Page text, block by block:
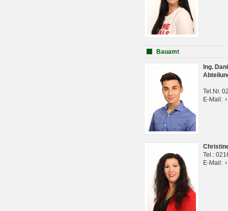
Bauamt
Ing.
Tel.Nr.
E-Mail:
Tel.:
E-Mail: